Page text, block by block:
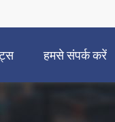
हमसे संपर्क करें